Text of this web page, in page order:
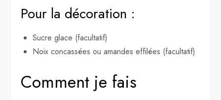
Pour la décoration :
Sucre glace (facultatif)
Noix concassées ou amandes effilées (facultatif)
Comment je fais